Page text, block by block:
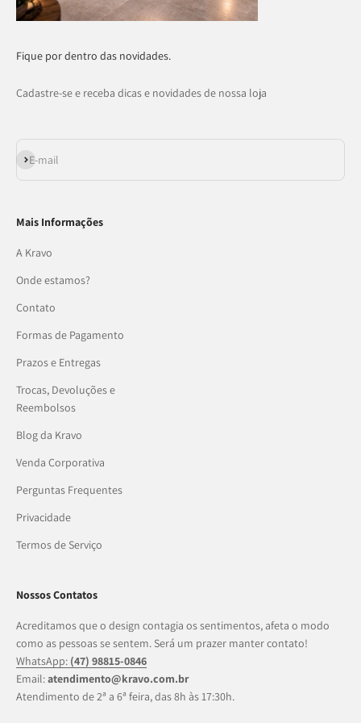
Fique por dentro das novidades.
Cadastre-se e receba dicas e novidades de nossa loja
E-mail
Assinar
Mais Informações
A Kravo
Onde estamos?
Contato
Formas de Pagamento
Prazos e Entregas
Trocas, Devoluções e
Reembolsos
Blog da Kravo
Venda Corporativa
Perguntas Frequentes
Privacidade
Termos de Serviço
Nossos Contatos
Acreditamos que o design contagia os sentimentos, afeta o modo
como as pessoas se sentem. Será um prazer manter contato!
WhatsApp: (47) 98815-0846
Email:atendimento@kravo.com.br
Atendimento de 2ª a 6ª feira, das 8h às 17:30h.